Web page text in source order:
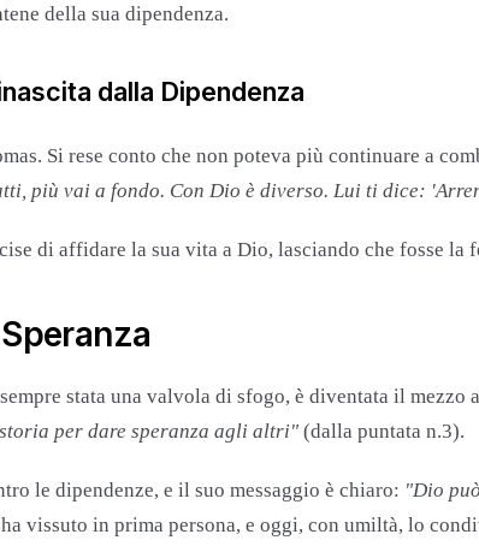
della sua dipendenza.
dalla Dipendenza
Si rese conto che non poteva più continuare a
più vai a fondo. Con Dio è diverso. Lui ti dice:
di affidare la sua vita a Dio, lasciando che fosse
stata una valvola di sfogo, è diventata il
per dare speranza agli altri" ​(dalla puntata n.3).
le dipendenze, e il suo messaggio è chiaro: "Dio
vissuto in prima persona, e oggi, con umiltà, lo